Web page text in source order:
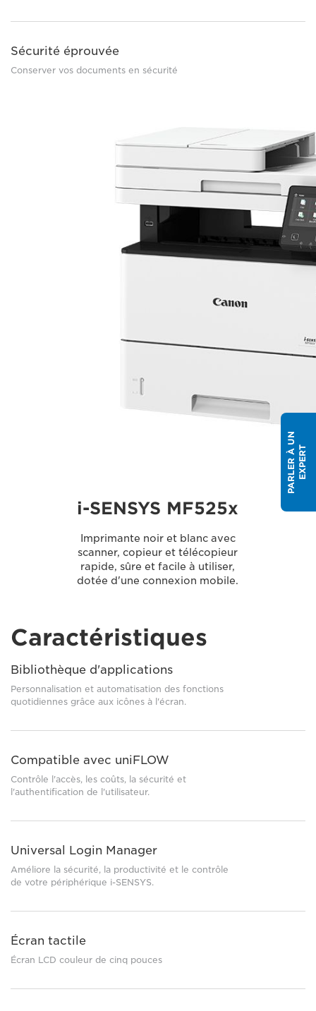
Sécurité éprouvée
Conserver vos documents en sécurité
i-SENSYS MF525x
Imprimante noir et blanc avec
scanner, copieur et télécopieur
rapide, sûre et facile à utiliser,
dotée d'une connexion mobile.
Caractéristiques
Bibliothèque d'applications
Personnalisation et automatisation des fonctions
quotidiennes grâce aux icônes à l'écran.
Compatible avec uniFLOW
Contrôle l'accès, les coûts, la sécurité et
l'authentification de l'utilisateur.
Universal Login Manager
Améliore la sécurité, la productivité et le contrôle
de votre périphérique i-SENSYS.
Écran tactile
Écran LCD couleur de cinq pouces
P
A
R
L
E
R
À
U
N
E
X
P
E
RT